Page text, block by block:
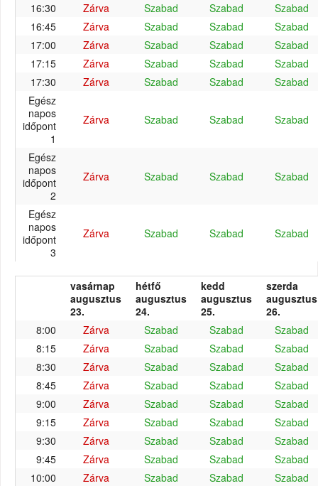
16:30 Zárva Szabad Szabad
Szabad
16:45
Zárva Szabad Szabad
Szabad
17:00
Zárva Szabad Szabad
Szabad
17:15
Zárva Szabad Szabad
Szabad
17:30
Zárva Szabad Szabad
Szabad
Egész
napos
időpont
1
Zárva Szabad Szabad Szabad
Egész
napos
időpont
2
Zárva Szabad Szabad Szabad
Egész
napos
időpont
3
Zárva Szabad Szabad Szabad
vasárnap
augusztus
23.
hétfő
augusztus
24.
kedd
augusztus
25.
szerda
augusztus
26.
8:00
Zárva Szabad Szabad
Szabad
8:15
Zárva Szabad Szabad
Szabad
8:30
Zárva Szabad Szabad
Szabad
8:45
Zárva Szabad Szabad
Szabad
9:00
Zárva Szabad Szabad
Szabad
9:15
Zárva Szabad Szabad
Szabad
9:30
Zárva Szabad Szabad
Szabad
9:45
Zárva Szabad Szabad
Szabad
10:00
Zárva Szabad Szabad
Szabad